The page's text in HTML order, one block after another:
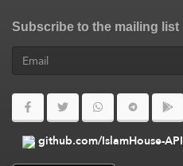
Subscribe to the mailing list
github.com/IslamHouse-API